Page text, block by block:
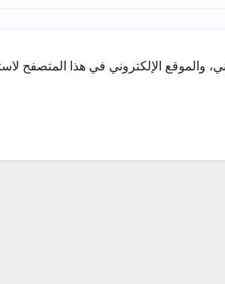
والموقع الإلكتروني في هذا المتصفح